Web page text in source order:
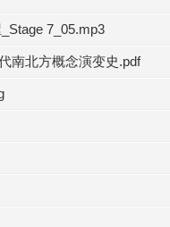
7_05.mp3
南北方概念演变史.pdf